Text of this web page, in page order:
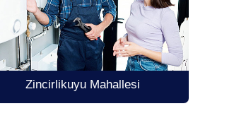
Zincirlikuyu Mahallesi